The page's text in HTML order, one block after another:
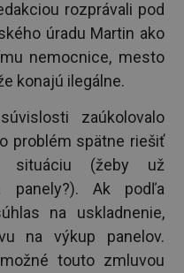
rozprávali pod
úradu Martin ako
nemocnice, mesto
konajú ilegálne.
zaúkolovalo
problém spätne riešiť
situáciu (žeby už
panely?). Ak podľa
na uskladnenie,
na výkup panelov.
touto zmluvou